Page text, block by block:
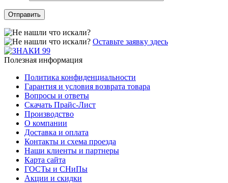
Оставьте заявку здесь
Полезная информация
Политика конфиденциальности
Гарантия и условия возврата товара
Вопросы и ответы
Скачать Прайс-Лист
Производство
О компании
Доставка и оплата
Контакты и схема проезда
Наши клиенты и партнеры
Карта сайта
ГОСТы и СНиПы
Акции и скидки